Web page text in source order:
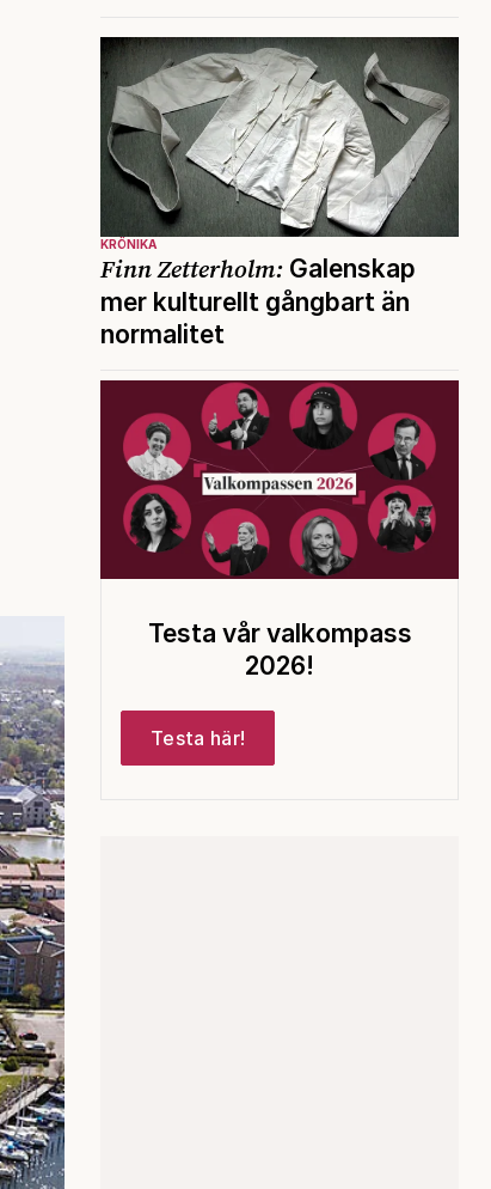
KRÖNIKA
Finn Zetterholm: Galenskap
mer kulturellt gångbart än
normalitet
Testa vår valkompass
2026!
Testa här!